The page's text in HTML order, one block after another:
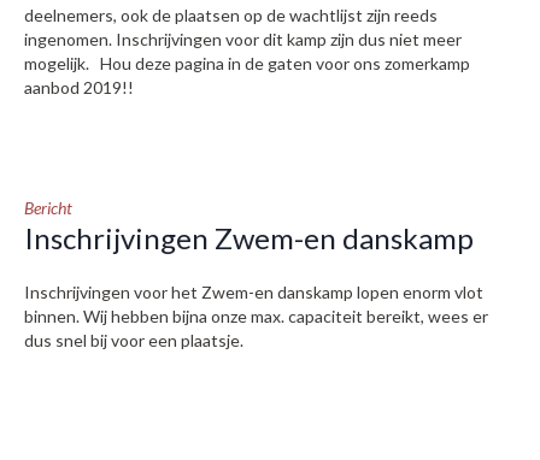
deelnemers, ook de plaatsen op de wachtlijst zijn reeds
ingenomen. Inschrijvingen voor dit kamp zijn dus niet meer
mogelijk. Hou deze pagina in de gaten voor ons zomerkamp
aanbod 2019!!
Bericht
Inschrijvingen Zwem-en danskamp
Inschrijvingen voor het Zwem-en danskamp lopen enorm vlot
binnen. Wij hebben bijna onze max. capaciteit bereikt, wees er
dus snel bij voor een plaatsje.